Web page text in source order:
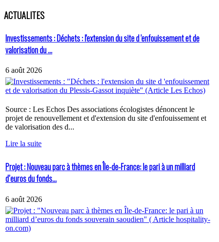
ACTUALITES
Investissements : Déchets : l'extension du site d 'enfouissement et de
valorisation du ...
6 août 2026
Source : Les Echos Des associations écologistes dénoncent le
projet de renouvellement et d'extension du site d'enfouissement et
de valorisation des d...
Lire la suite
Projet : Nouveau parc à thèmes en Île-de-France: le pari à un milliard
d’euros du fonds...
6 août 2026